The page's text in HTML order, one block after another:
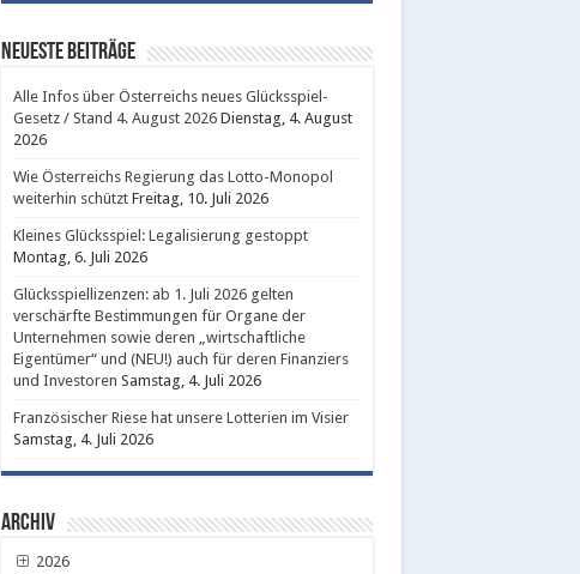
Neueste Beiträge
Alle Infos über Österreichs neues Glücksspiel-
Gesetz / Stand 4. August 2026 Dienstag, 4. August
2026
Wie Österreichs Regierung das Lotto-Monopol
weiterhin schützt Freitag, 10. Juli 2026
Kleines Glücksspiel: Legalisierung gestoppt
Montag, 6. Juli 2026
Glücksspiellizenzen: ab 1. Juli 2026 gelten
verschärfte Bestimmungen für Organe der
Unternehmen sowie deren „wirtschaftliche
Eigentümer“ und (NEU!) auch für deren Finanziers
und Investoren Samstag, 4. Juli 2026
Französischer Riese hat unsere Lotterien im Visier
Samstag, 4. Juli 2026
Archiv
2026